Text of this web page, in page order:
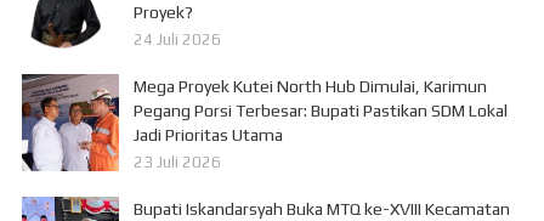
Proyek?
24 Juli 2026
Mega Proyek Kutei North Hub Dimulai, Karimun
Pegang Porsi Terbesar: Bupati Pastikan SDM Lokal
Jadi Prioritas Utama
23 Juli 2026
Bupati Iskandarsyah Buka MTQ ke-XVIII Kecamatan